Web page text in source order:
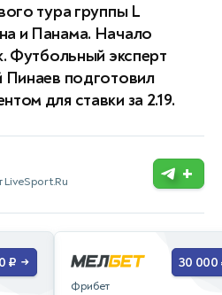
тура группы L
и Панама. Начало
Футбольный эксперт
Пинаев подготовил
для ставки за 2.19.
LiveSport.Ru +
₽ →
Фрибет
30 000